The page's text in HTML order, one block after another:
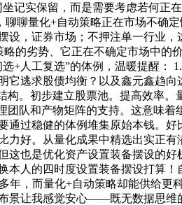
记实保留，而是需要考虑若何正
聊量化+自动策略正在市场不确
，证券市场；不押注单一行业，
的劣势、它正在不确定市场中的
+人工复选”的体例，温暖提醒：
逃求股债均衡？以及鑫元鑫趋
。初步建立股票池。提高效率。
队和产物矩阵的支持。这意味着
过稳健的体例堆集原始本钱。
好。从量化成果中精选出实正
也是优化资产设置装备摆设的好
人的四时度设置装备摆设打算！
，而量化+自动策略却能供给更
景让我感觉安心——既无数据思维